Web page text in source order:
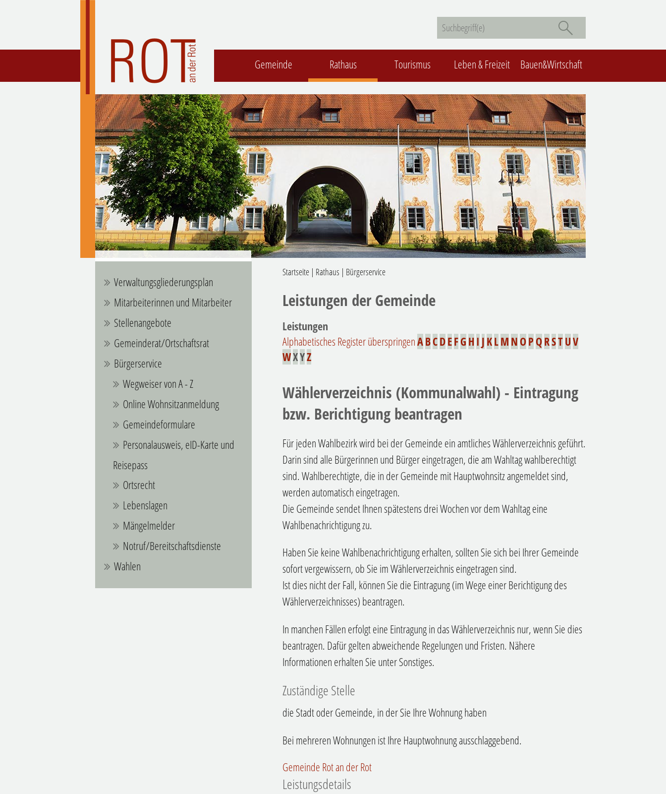
Gemeinde Rathaus Tourismus Leben & Freizeit Bauen&Wirtschaft
Verwaltungsgliederungsplan
Mitarbeiterinnen und Mitarbeiter
Stellenangebote
Gemeinderat/Ortschaftsrat
Bürgerservice
Wegweiser von A - Z
Online Wohnsitzanmeldung
Gemeindeformulare
Personalausweis, eID-Karte und
Reisepass
Ortsrecht
Lebenslagen
Mängelmelder
Notruf/Bereitschaftsdienste
Wahlen
Startseite | Rathaus | Bürgerservice
Leistungen der Gemeinde
Leistungen
Alphabetisches Register überspringenABCDEFGH I JKLMNOPQRSTUV
WXYZ
Wählerverzeichnis (Kommunalwahl) - Eintragung
bzw. Berichtigung beantragen
Für jeden Wahlbezirk wird bei der Gemeinde ein amtliches Wählerverzeichnis geführt.
Darin sind alle Bürgerinnen und Bürger eingetragen, die am Wahltag wahlberechtigt
sind. Wahlberechtigte, die in der Gemeinde mit Hauptwohnsitz angemeldet sind,
werden automatisch eingetragen.
Die Gemeinde sendet Ihnen spätestens drei Wochen vor dem Wahltag eine
Wahlbenachrichtigung zu.
Haben Sie keine Wahlbenachrichtigung erhalten, sollten Sie sich bei Ihrer Gemeinde
sofort vergewissern, ob Sie im Wählerverzeichnis eingetragen sind.
Ist dies nicht der Fall, können Sie die Eintragung (im Wege einer Berichtigung des
Wählerverzeichnisses) beantragen.
In manchen Fällen erfolgt eine Eintragung in das Wählerverzeichnis nur, wenn Sie dies
beantragen. Dafür gelten abweichende Regelungen und Fristen. Nähere
Informationen erhalten Sie unter Sonstiges.
Zuständige Stelle
die Stadt oder Gemeinde, in der Sie Ihre Wohnung haben
Bei mehreren Wohnungen ist Ihre Hauptwohnung ausschlaggebend.
Gemeinde Rot an der Rot
Leistungsdetails